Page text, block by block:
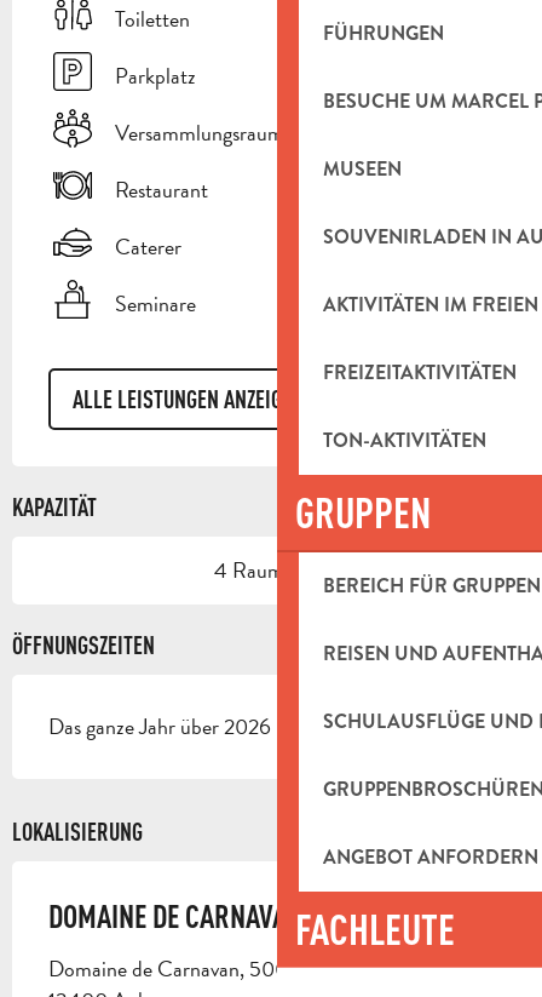
FÜHRUNGEN
BESUCHE UM MARCEL
MUSEEN
SOUVENIRLADEN IN
AKTIVITÄTEN IM FREIEN
FREIZEITAKTIVITÄTEN
TON-AKTIVITÄTEN
GRUPPEN
BEREICH FÜR GRUPPEN
REISEN UND
SCHULAUSFLÜGE UND
ANGEBOT ANFORDERN
FACHLEUTE
Toiletten
Parkplatz
Versammlungsraum
Restaurant
Caterer
Seminare
ALLE LEISTUNGEN ANZEIGEN
KAPAZITÄT
4 Raum/Saal
ÖFFNUNGSZEITEN
Das ganze Jahr über 2026 - Geöffnet jeden tag
LOKALISIERUNG
DOMAINE DE CARNAVAN
Domaine de Carnavan, 500 chemin de Carnavan,